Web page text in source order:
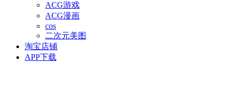
ACG游戏
ACG漫画
cos
二次元美图
淘宝店铺
APP下载